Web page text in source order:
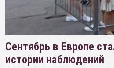
Сентябрь в Европе
истории наблюдений